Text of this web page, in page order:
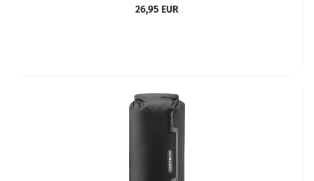
26,95 EUR